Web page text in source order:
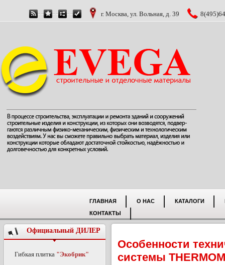
г. Москва, ул. Вольная, д. 39
ГЛАВНАЯ О НАС КАТАЛОГИ
КОНТАКТЫ
Официальный ДИЛЕР
Гибкая плитка "Экобрик"
Особенности
системы